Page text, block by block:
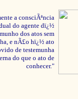
a consciÃªncia
do agente dï¿½
dos atos sem
e nÃ£o hï¿½ ato
de testemunha
do que o ato de
conhecer."